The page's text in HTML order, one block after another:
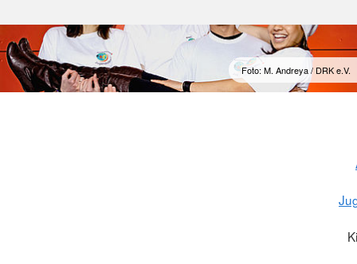
Foto: M. Andreya / DRK e.V.